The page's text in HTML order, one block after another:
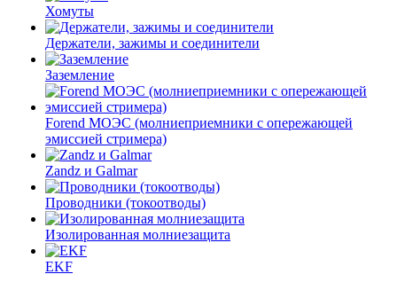
Хомуты
Держатели, зажимы и соединители
Заземление
Forend МОЭС (молниеприемники с опережающей
эмиссией стримера)
Zandz и Galmar
Проводники (токоотводы)
Изолированная молниезащита
EKF